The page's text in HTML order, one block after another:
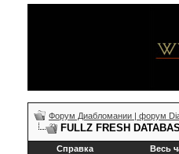
Форум Диабломании | форум
FULLZ FRESH
Справка Весь